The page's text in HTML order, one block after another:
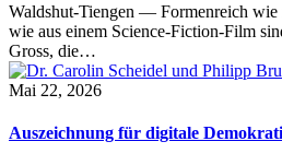
Waldshut-Tiengen — Formenreich
wie aus einem Science-Fiction-Film
Gross, die…
Mai 22, 2026
Auszeichnung für digitale